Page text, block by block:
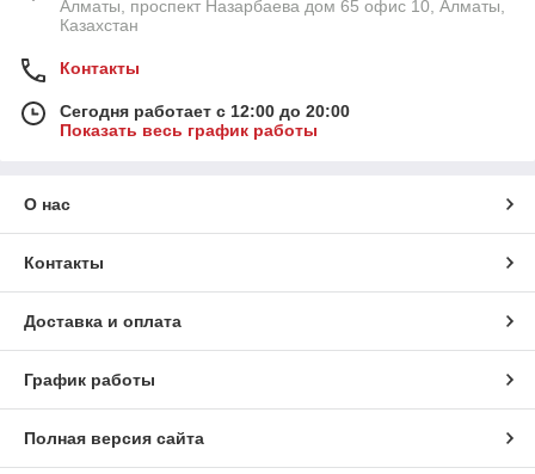
Алматы, проспект Назарбаева дом 65 офис 10, Алматы,
Казахстан
Контакты
Сегодня работает с 12:00 до 20:00
Показать весь график работы
О нас
Контакты
Доставка и оплата
График работы
Полная версия сайта